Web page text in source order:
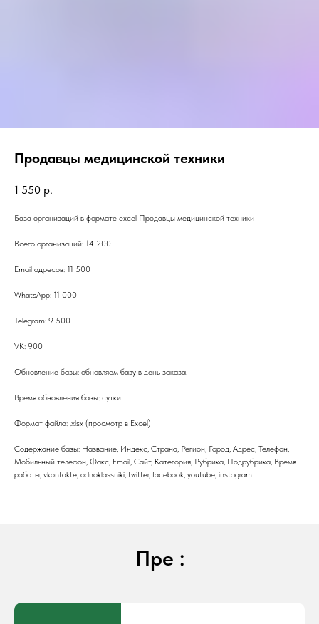
Продавцы медицинской техники
1 550 р.
База организаций в формате excel Продавцы медицинской техники
Всего организаций: 14 200
Email адресов: 11 500
WhatsApp: 11 000
Telegram: 9 500
VK: 900
Обновление базы: обновляем базу в день заказа.
Время обновления базы: сутки
Формат файла: .xlsx (просмотр в Excel)
Содержание базы: Название, Индекс, Страна, Регион, Город, Адрес, Телефон,
Мобильный телефон, Факс, Email, Сайт, Категория, Рубрика, Подрубрика, Время
работы, vkontakte, odnoklassniki, twitter, facebook, youtube, instagram
Пре :